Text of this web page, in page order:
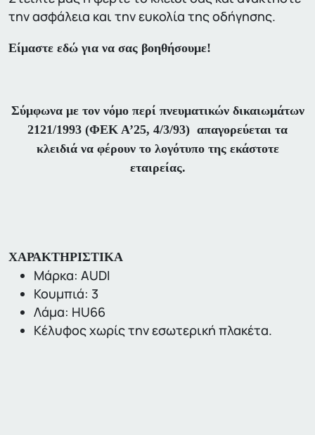
την ασφάλεια και την ευκολία της οδήγησης.
Είμαστε εδώ για να σας βοηθήσουμε!
Σύμφωνα με τον νόμο περί πνευματικών δικαιωμάτων
2121/1993 (ΦΕΚ Α’25, 4/3/93) απαγορεύεται τα
κλειδιά να φέρουν το λογότυπο της εκάστοτε
εταιρείας.
ΧΑΡΑΚΤΗΡΙΣΤΙΚΑ
Μάρκα: AUDI
Κουμπιά: 3
Λάμα: HU66
Κέλυφος χωρίς την εσωτερική πλακέτα.